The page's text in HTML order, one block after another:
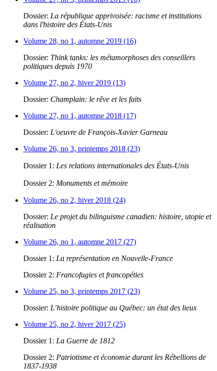
Dossier: La république apprivoisée: racisme et institutions
dans l'histoire des États-Unis
Volume 28, no 1, automne 2019 (16)
Dossier: Think tanks: les métamorphoses des conseillers
politiques depuis 1970
Volume 27, no 2, hiver 2019 (13)
Dossier: Champlain: le rêve et les faits
Volume 27, no 1, automne 2018 (17)
Dossier: L'oeuvre de François-Xavier Garneau
Volume 26, no 3, printemps 2018 (23)
Dossier 1: Les relations internationales des États-Unis
Dossier 2: Monuments et mémoire
Volume 26, no 2, hiver 2018 (24)
Dossier: Le projet du bilinguisme canadien: histoire, utopie et
réalisation
Volume 26, no 1, automne 2017 (27)
Dossier 1: La représentation en Nouvelle-France
Dossier 2: Francofugies et francopéties
Volume 25, no 3, printemps 2017 (23)
Dossier: L’histoire politique au Québec: un état des lieux
Volume 25, no 2, hiver 2017 (25)
Dossier 1: La Guerre de 1812
Dossier 2: Patriotisme et économie durant les Rébellions de
1837-1938